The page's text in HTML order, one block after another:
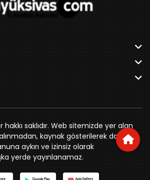
İnönü Bulvarı Özkahya Apt. Kat:3 D:7
saklıdır. Web sitemizde yer alan
kaynak gösterilerek dahi
aykırı ve izinsiz olarak
yerde yayınlanamaz.